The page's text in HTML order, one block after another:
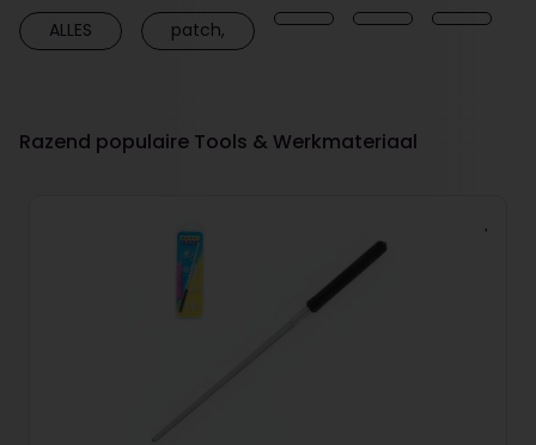
ALLES patch,
Razend populaire Tools & Werkmateriaal